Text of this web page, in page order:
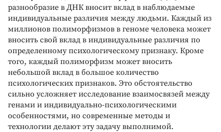
разнообразие в ДНК вносит вклад в наблюдаемые
индивидуальные различия между людьми. Каждый из
миллионов полиморфизмов в геноме человека может
вносить свой вклад в индивидуальные различия по
определенному психологическому признаку. Кроме
того, каждый полиморфизм может вносить
небольшой вклад в большое количество
психологических признаков. Это обстоятельство
сильно усложняет исследование взаимосвязей между
генами и индивидуально-психологическими
особенностями, но современные методы и
технологии делают эту задачу выполнимой.